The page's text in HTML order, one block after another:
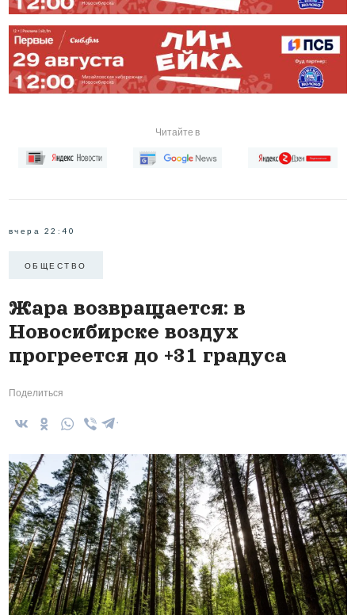
Читайте в
вчера 22:40
ОБЩЕСТВО
Жара возвращается: в
Новосибирске воздух
прогреется до +31 градуса
Поделиться